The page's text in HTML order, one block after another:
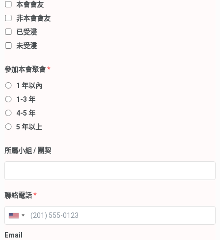
本會會友
非本會會友
已受浸
未受浸
參加本會聚會*
1 年以內
1-3 年
4-5 年
5 年以上
所屬小組 / 團契
聯絡電話 *
Email